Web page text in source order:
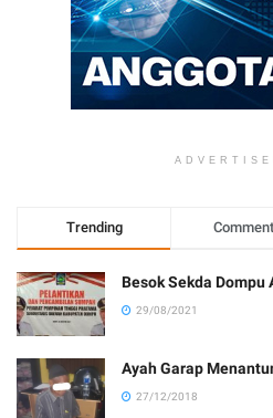
Trending
Besok Sekda Dompu
29/08/2021
Ayah Garap
27/12/2018